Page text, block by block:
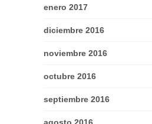
enero 2017
diciembre 2016
noviembre 2016
octubre 2016
septiembre 2016